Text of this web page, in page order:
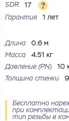
Город
SDR
17
Гарантия
1 лет
Длина
0.6 м
Масса
4.51 кг
Давление (PN)
10
Толщина стенки
Бесплатно
при
тип резьбы в